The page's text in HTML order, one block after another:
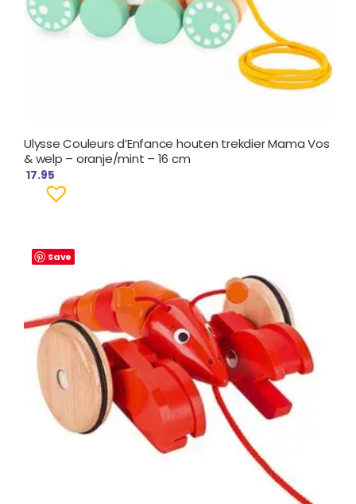
Ulysse Couleurs d’Enfance houten trekdier Mama Vos
& welp – oranje/mint – 16 cm
17.95
Save